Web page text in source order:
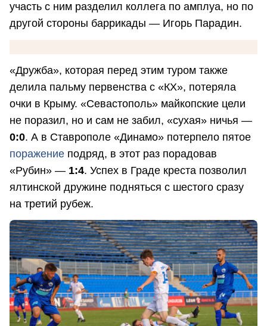
участь с ним разделил коллега по амплуа, но по
другой стороны баррикады — Игорь Парадин.
«Дружба», которая перед этим туром также
делила пальму первенства с «КХ», потеряла
очки в Крыму. «Севастополь» майкопские цели
не поразил, но и сам не забил, «сухая» ничья —
0:0. А в Ставрополе «Динамо» потерпело пятое
поражение подряд, в этот раз порадовав
«Рубин» — 1:4. Успех в Граде креста позволил
ялтинской дружине подняться с шестого сразу
на третий рубеж.